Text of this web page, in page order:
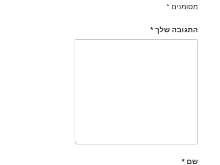
מסומנים *
התגובה שלך *
שם *